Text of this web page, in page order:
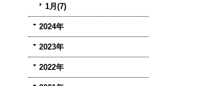
1月(7)
2024年
2023年
2022年